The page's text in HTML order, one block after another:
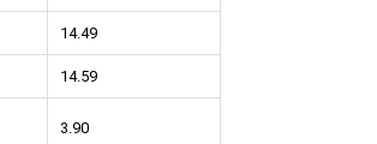
14.49
14.59
3.90